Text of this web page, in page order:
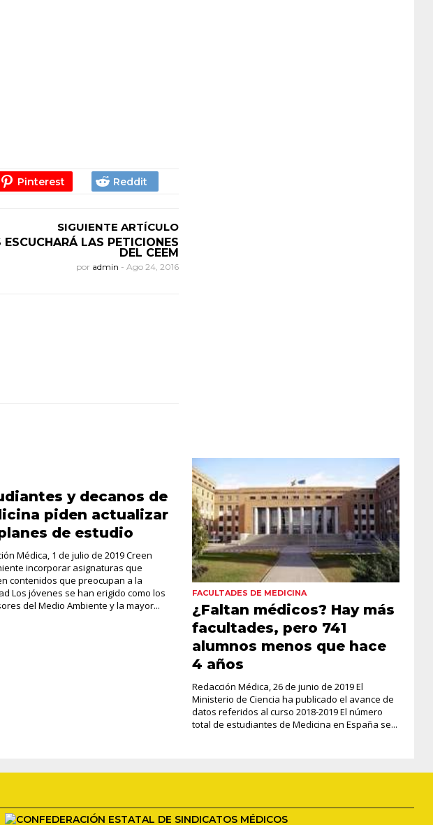
SIGUIENTE ARTÍCULO
LAS PETICIONES
DEL CEEM
por admin - Ago 24, 2016
y decanos de
piden actualizar
de estudio
Médica, 1 de julio de 2019 Creen
incorporar asignaturas que
contenidos que preocupan a la
Los jóvenes se han erigido como los
del Medio Ambiente y la mayor...
FACULTADES DE MEDICINA
¿Faltan médicos? Hay más
facultades, pero 741
alumnos menos que hace
4 años
Redacción Médica, 26 de junio de 2019 El
Ministerio de Ciencia ha publicado el avance de
datos referidos al curso 2018-2019 El número
total de estudiantes de Medicina en España se...